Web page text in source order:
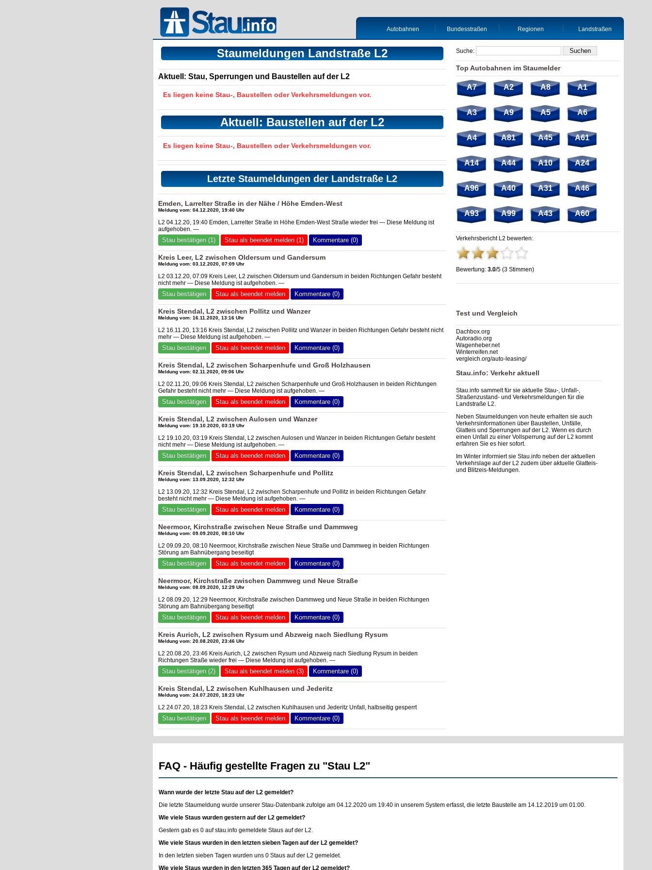
Autobahnen Bundesstraßen Regionen Landstraßen
Staumeldungen Landstraße L2
Aktuell: Stau, Sperrungen und Baustellen auf der L2
Es liegen keine Stau-, Baustellen oder Verkehrsmeldungen vor.
Aktuell: Baustellen auf der L2
Es liegen keine Stau-, Baustellen oder Verkehrsmeldungen vor.
Letzte Staumeldungen der Landstraße L2
Emden, Larrelter Straße in der Nähe / Höhe Emden-West
Meldung vom: 04.12.2020, 19:40 Uhr
L2 04.12.20, 19:40 Emden, Larrelter Straße in Höhe Emden-West Straße wieder frei — Diese Meldung ist
aufgehoben. —
Stau bestätigen (1) Stau als beendet melden (1) Kommentare (0)
Kreis Leer, L2 zwischen Oldersum und Gandersum
Meldung vom: 03.12.2020, 07:09 Uhr
L2 03.12.20, 07:09 Kreis Leer, L2 zwischen Oldersum und Gandersum in beiden Richtungen Gefahr besteht
nicht mehr — Diese Meldung ist aufgehoben. —
Stau bestätigen Stau als beendet melden Kommentare (0)
Kreis Stendal, L2 zwischen Pollitz und Wanzer
Meldung vom: 16.11.2020, 13:16 Uhr
L2 16.11.20, 13:16 Kreis Stendal, L2 zwischen Pollitz und Wanzer in beiden Richtungen Gefahr besteht nicht
mehr — Diese Meldung ist aufgehoben. —
Stau bestätigen Stau als beendet melden Kommentare (0)
Kreis Stendal, L2 zwischen Scharpenhufe und Groß Holzhausen
Meldung vom: 02.11.2020, 09:06 Uhr
L2 02.11.20, 09:06 Kreis Stendal, L2 zwischen Scharpenhufe und Groß Holzhausen in beiden Richtungen
Gefahr besteht nicht mehr — Diese Meldung ist aufgehoben. —
Stau bestätigen Stau als beendet melden Kommentare (0)
Kreis Stendal, L2 zwischen Aulosen und Wanzer
Meldung vom: 19.10.2020, 03:19 Uhr
L2 19.10.20, 03:19 Kreis Stendal, L2 zwischen Aulosen und Wanzer in beiden Richtungen Gefahr besteht
nicht mehr — Diese Meldung ist aufgehoben. —
Stau bestätigen Stau als beendet melden Kommentare (0)
Kreis Stendal, L2 zwischen Scharpenhufe und Pollitz
Meldung vom: 13.09.2020, 12:32 Uhr
L2 13.09.20, 12:32 Kreis Stendal, L2 zwischen Scharpenhufe und Pollitz in beiden Richtungen Gefahr
besteht nicht mehr — Diese Meldung ist aufgehoben. —
Stau bestätigen Stau als beendet melden Kommentare (0)
Neermoor, Kirchstraße zwischen Neue Straße und Dammweg
Meldung vom: 09.09.2020, 08:10 Uhr
L2 09.09.20, 08:10 Neermoor, Kirchstraße zwischen Neue Straße und Dammweg in beiden Richtungen
Störung am Bahnübergang beseitigt
Stau bestätigen Stau als beendet melden Kommentare (0)
Neermoor, Kirchstraße zwischen Dammweg und Neue Straße
Meldung vom: 08.09.2020, 12:29 Uhr
L2 08.09.20, 12:29 Neermoor, Kirchstraße zwischen Dammweg und Neue Straße in beiden Richtungen
Störung am Bahnübergang beseitigt
Stau bestätigen Stau als beendet melden Kommentare (0)
Kreis Aurich, L2 zwischen Rysum und Abzweig nach Siedlung Rysum
Meldung vom: 20.08.2020, 23:46 Uhr
L2 20.08.20, 23:46 Kreis Aurich, L2 zwischen Rysum und Abzweig nach Siedlung Rysum in beiden
Richtungen Straße wieder frei — Diese Meldung ist aufgehoben. —
Stau bestätigen (2) Stau als beendet melden (3) Kommentare (0)
Kreis Stendal, L2 zwischen Kuhlhausen und Jederitz
Meldung vom: 24.07.2020, 18:23 Uhr
L2 24.07.20, 18:23 Kreis Stendal, L2 zwischen Kuhlhausen und Jederitz Unfall, halbseitig gesperrt
Stau bestätigen Stau als beendet melden Kommentare (0)
Suche:
Top Autobahnen im Staumelder
A7 A2 A8 A1
A3 A9 A5 A6
A4 A81 A45 A61
A14 A44 A10 A24
A96 A40 A31 A46
A93 A99 A43 A60
Verkehrsbericht L2 bewerten:
Bewertung: 3.0/5 (3 Stimmen)
Stau L2: Unfälle, Sperrung & Baustellen | Staumelder L2 ,3.0
Test und Vergleich
Dachbox.org
Autoradio.org
Wagenheber.net
Winterreifen.net
vergleich.org/auto-leasing/
Stau.info: Verkehr aktuell
Stau.info sammelt für sie aktuelle Stau-, Unfall-,
Straßenzustand- und Verkehrsmeldungen für die
Landstraße L2.
Neben Staumeldungen von heute erhalten sie auch
Verkehrsinformationen über Baustellen, Unfälle,
Glatteis und Sperrungen auf der L2. Wenn es durch
einen Unfall zu einer Vollsperrung auf der L2 kommt
erfahren Sie es hier sofort.
Im Winter informiert sie Stau.info neben der aktuellen
Verkehrslage auf der L2 zudem über aktuelle Glatteis-
und Blitzeis-Meldungen.
FAQ - Häufig gestellte Fragen zu "Stau L2"
Wann wurde der letzte Stau auf der L2 gemeldet?
Die letzte Staumeldung wurde unserer Stau-Datenbank zufolge am 04.12.2020 um 19:40 in unserem System erfasst, die letzte Baustelle am 14.12.2019 um 01:00.
Wie viele Staus wurden gestern auf der L2 gemeldet?
Gestern gab es 0 aufstau.info gemeldete Staus auf der L2.
Wie viele Staus wurden in den letzten sieben Tagen auf der L2 gemeldet?
In den letzten sieben Tagen wurden uns 0 Staus auf der L2 gemeldet.
Wie viele Staus wurden in den letzten 365 Tagen auf der L2 gemeldet?